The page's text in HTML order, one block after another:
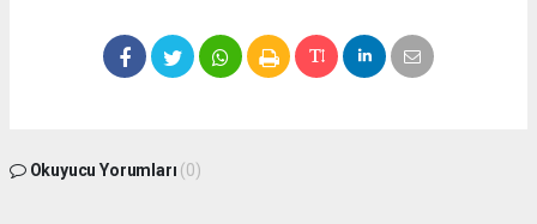
Okuyucu Yorumları (0)